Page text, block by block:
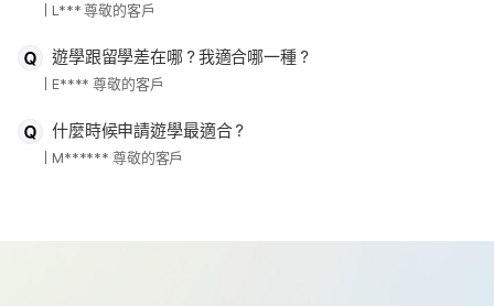
L*** 尊敬的客戶
遊學跟留學差在哪？我適合哪一種？
E**** 尊敬的客戶
什麼時候申請遊學最適合？
M****** 尊敬的客戶